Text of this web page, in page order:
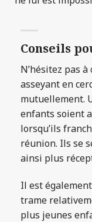
Conseils
N’hésitez pas
asseyant en
mutuellement.
enfants soient
lorsqu’ils
réunion. Ils se
ainsi plus
Il est
trame
plus jeunes